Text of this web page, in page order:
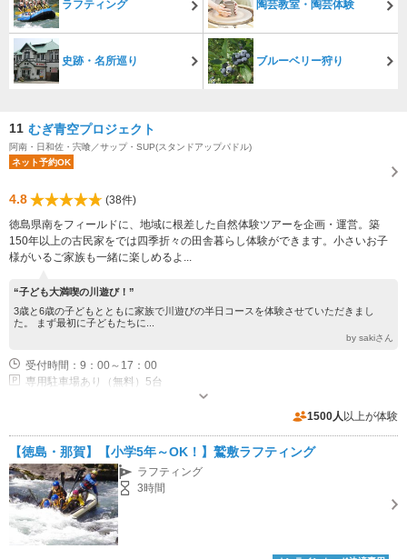
ラフティング 陶芸教室・陶芸体験
史跡・名所巡り ブルーベリー狩り
11 むぎ青空プロジェクト
阿南・日和佐・宍喰／サップ・SUP(スタンドアップパドル)
ネット予約OK
4.8
(38件)
徳島県南をフィールドに、地域に根差した自然体験ツアーを企画・運営。築
150年以上の古民家をでは四季折々の田舎暮らし体験ができます。小さいお子
様がいるご家族も一緒に楽しめるよ...
“子ども大満喫の川遊び！”
3歳と6歳の子どもとともに家族で川遊びの半日コースを体験させていただきまし
た。 まず最初に子どもたちに...
by sakiさん
受付時間：9：00～17：00
専用駐車場あり（無料）5台
1500人 以上が体験
【徳島・那賀】【小学5年～OK！】鷲敷ラフティング
ラフティング
3時間